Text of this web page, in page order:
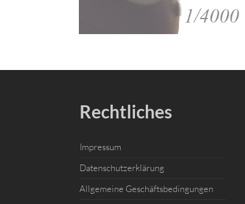
Rechtliches
Impressum
Datenschutzerklärung
Allgemeine Geschäftsbedingungen